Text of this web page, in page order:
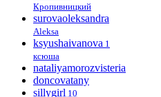
Кропивницкий
surovaoleksandra
Aleksa
ksyushaivanova 1
ксюша
nataliyamorozvisteria
doncovatany
sillygirl 10